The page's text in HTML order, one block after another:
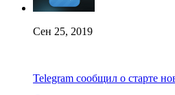
Сен 25, 2019
Telegram сообщил о старте